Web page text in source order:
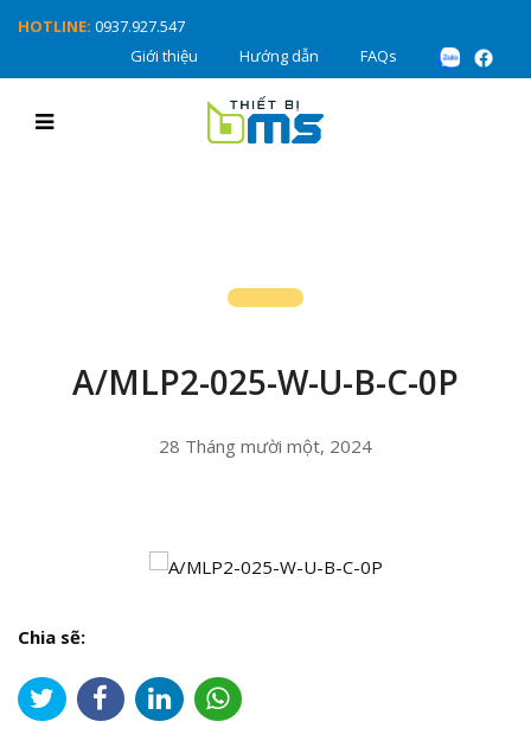
HOTLINE: 0937.927.547
Giới thiệu
Hướng dẫn FAQs
A/MLP2-025-W-U-B-C-0P
28 Tháng mười một, 2024
Chia sẽ: